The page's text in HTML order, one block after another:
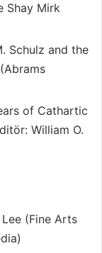
Shay Mirk
Schulz and the
of Cathartic
William O.
(Fine Arts